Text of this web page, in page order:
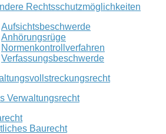
Rechtsschutzmöglichkeiten
Aufsichtsbeschwerde
Anhörungsrüge
Normenkontrollverfahren
Verfassungsbeschwerde
Verwaltungsrecht
Baurecht